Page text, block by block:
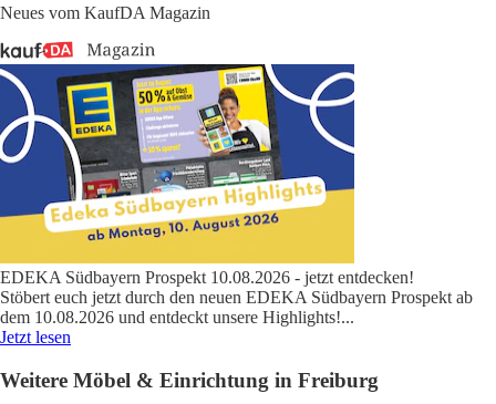
Neues vom KaufDA Magazin
EDEKA Südbayern Prospekt 10.08.2026 - jetzt entdecken!
Stöbert euch jetzt durch den neuen EDEKA Südbayern Prospekt ab
dem 10.08.2026 und entdeckt unsere Highlights!...
Jetzt lesen
Weitere Möbel & Einrichtung in Freiburg